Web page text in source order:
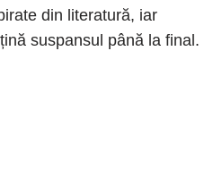
din literatură, iar
suspansul până la final.